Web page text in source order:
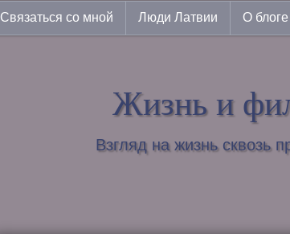
Связаться со мной Люди Латвии О
Жизнь и
Взгляд на жизнь сквозь